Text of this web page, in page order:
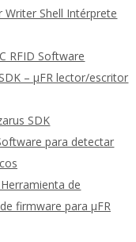
Writer Shell Intérprete
RFID Software
– μFR lector/escritor
SDK
para detectar
de
firmware para μFR